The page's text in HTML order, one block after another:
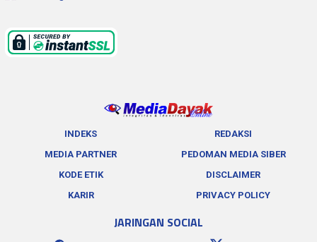
INDEKS
REDAKSI
MEDIA PARTNER
PEDOMAN MEDIA SIBER
KODE ETIK
DISCLAIMER
KARIR
PRIVACY POLICY
JARINGAN SOCIAL